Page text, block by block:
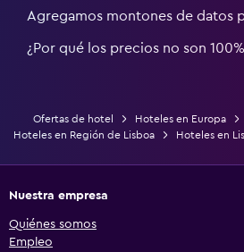
Agregamos montones de datos
¿Por qué los precios no son
Ofertas de hotel Hoteles en Europa
Hoteles en Región de Lisboa
Hoteles en
Nuestra empresa
Quiénes somos
Empleo